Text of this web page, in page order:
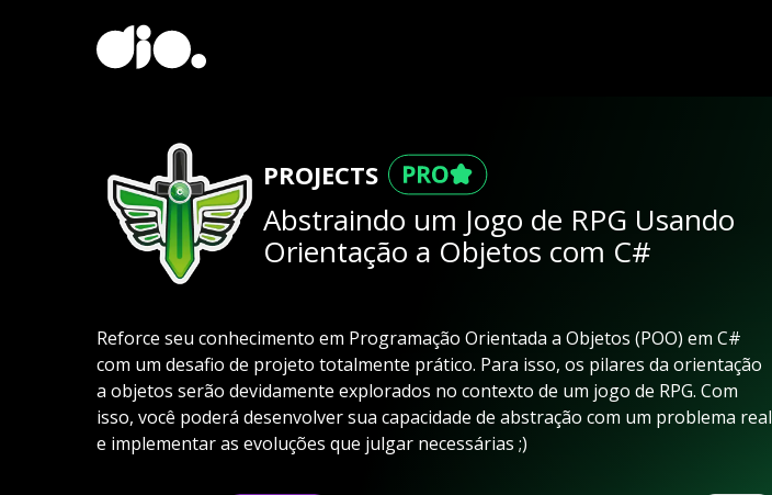
PROJECTS
Abstraindo um Jogo de RPG Usando
Orientação a Objetos com C#
Reforce seu conhecimento em Programação Orientada a Objetos (POO) em C#
com um desafio de projeto totalmente prático. Para isso, os pilares da orientação
a objetos serão devidamente explorados no contexto de um jogo de RPG. Com
isso, você poderá desenvolver sua capacidade de abstração com um problema real
e implementar as evoluções que julgar necessárias ;)